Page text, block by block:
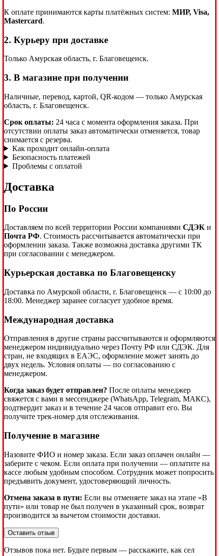
К оплате принимаются карты платёжных систем: МИР, Visa,
Mastercard.
2. Курьеру при доставке
Только Амурская область, г. Благовещенск.
3. В магазине при получении
Наличные, перевод, картой, QR-кодом — только Амурская
область, г. Благовещенск.
Срок оплаты: 24 часа с момента оформления заказа. При
отсутствии оплаты заказ автоматически отменяется, товар
снимается с резерва.
Как проходит онлайн-оплата
Безопасность платежей
Проблемы с оплатой
Доставка
По России
Доставляем по всей территории России компаниями СДЭК и
Почта РФ. Стоимость рассчитывается автоматически при
оформлении заказа. Также возможна доставка другими ТК
при согласовании с менеджером.
Курьерская доставка по Благовещенску
Доставка по Амурской области, г. Благовещенск — с 10:00 до
18:00. Менеджер заранее согласует удобное время.
Международная доставка
Отправления в другие страны рассчитываются и оформляются
менеджером индивидуально через Почту РФ или СДЭК. Для
стран, не входящих в ЕАЭС, оформление может занять до
двух недель. Условия оплаты — по согласованию с
менеджером.
Когда заказ будет отправлен? После оплаты менеджер
свяжется с вами в мессенджере (WhatsApp, Telegram, МАКС),
подтвердит заказ и в течение 24 часов отправит его. Вы
получите трек-номер для отслеживания.
Получение в магазине
Назовите ФИО и номер заказа. Если заказ оплачен онлайн —
заберите с чеком. Если оплата при получении — оплатите на
кассе любым удобным способом. Сотрудник может попросить
предъявить документ, удостоверяющий личность.
Отмена заказа в пути: Если вы отменяете заказ на этапе «В
пути» или товар не был получен в указанный срок, возврат
производится за вычетом стоимости доставки.
Оставить отзыв
Отзывов пока нет. Будьте первым — расскажите, как сел